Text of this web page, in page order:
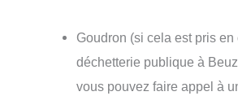
Goudron (si cela est pris
déchetterie publique à
vous pouvez faire appel à